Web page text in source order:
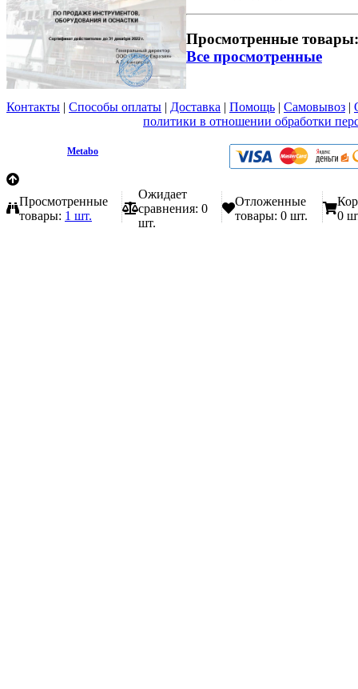
Просмотренные товары:
Все просмотренные
Контакты | Способы оплаты | Доставка | Помощь | Самовывоз |
политики в отношении обработки
Metabo
Просмотренные
товары: 1 шт.
Ожидает
сравнения: 0
шт.
Отложенные
товары: 0 шт.
0